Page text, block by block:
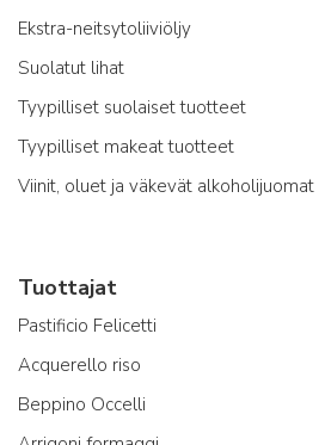
Ekstra-neitsytoliiviöljy
Suolatut lihat
Tyypilliset suolaiset tuotteet
Tyypilliset makeat tuotteet
Viinit, oluet ja väkevät alkoholijuomat
Tuottajat
Pastificio Felicetti
Acquerello riso
Beppino Occelli